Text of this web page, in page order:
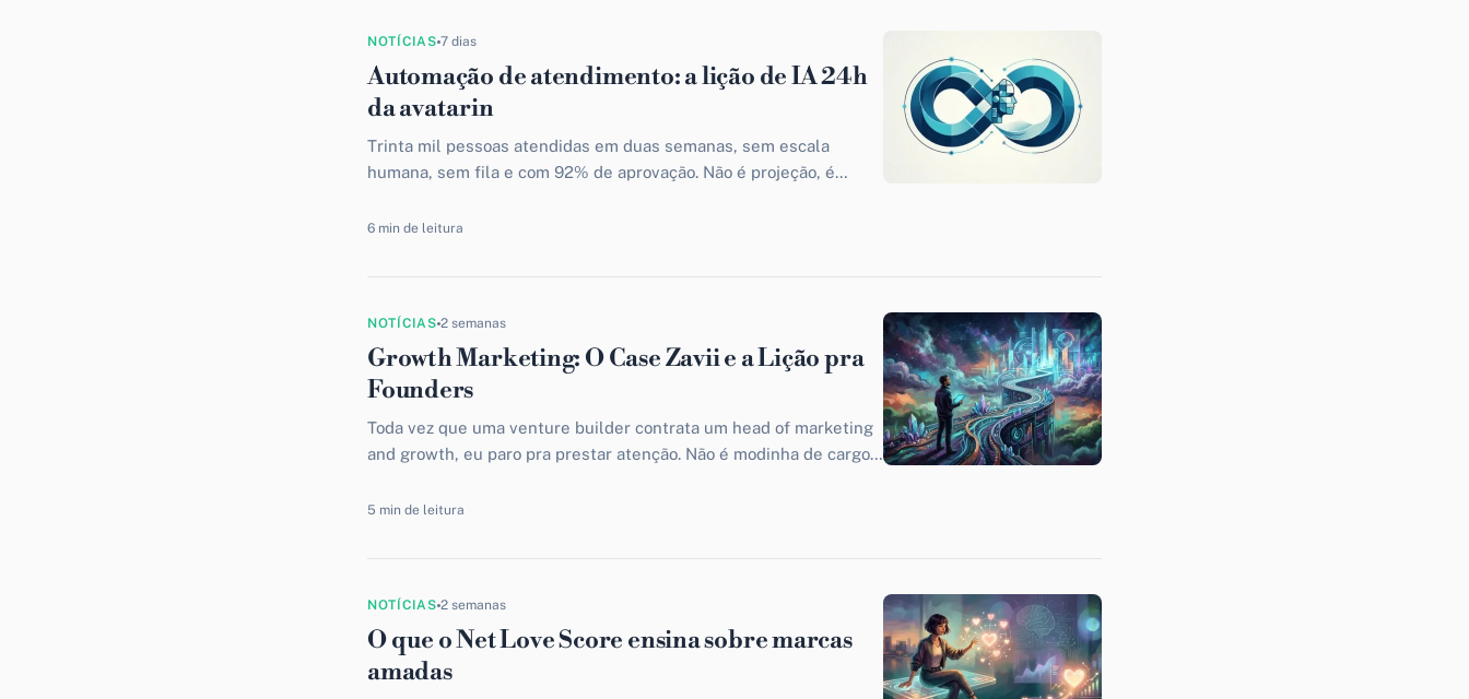
NOTÍCIAS 7 dias
Automação de atendimento: a lição de IA 24h
da avatarin
Trinta mil pessoas atendidas em duas semanas, sem escala
humana, sem fila e com 92% de aprovação. Não é projeção, é
6 min de leitura
NOTÍCIAS 2 semanas
Growth Marketing: O Case Zavii e a Lição pra
Founders
Toda vez que uma venture builder contrata um head of marketing
and growth, eu paro pra prestar atenção. Não é modinha de cargo
5 min de leitura
NOTÍCIAS 2 semanas
O que o Net Love Score ensina sobre marcas
amadas